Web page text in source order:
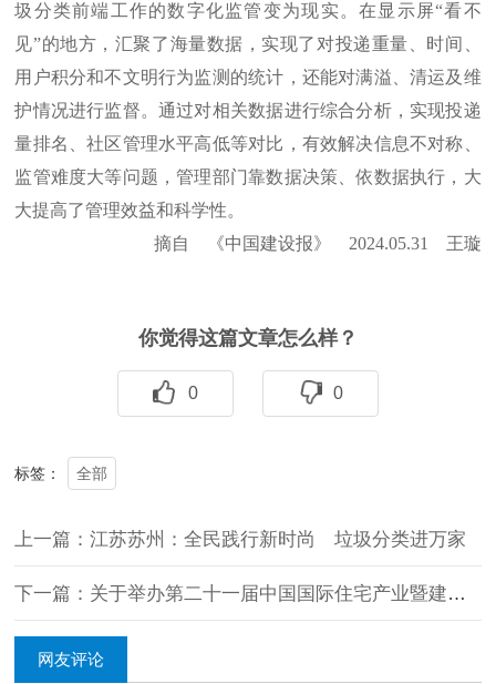
圾分类前端工作的数字化监管变为现实。在显示屏“看不
见”的地方，汇聚了海量数据，实现了对投递重量、时间、
用户积分和不文明行为监测的统计，还能对满溢、清运及维
护情况进行监督。通过对相关数据进行综合分析，实现投递
量排名、社区管理水平高低等对比，有效解决信息不对称、
监管难度大等问题，管理部门靠数据决策、依数据执行，大
大提高了管理效益和科学性。
摘自 《中国建设报》 2024.05.31 王璇
你觉得这篇文章怎么样？
0 0
标签： 全部
上一篇：江苏苏州：全民践行新时尚 垃圾分类进万家
下一篇：关于举办第二十一届中国国际住宅产业暨建筑 工业化产品与设备博览会的通知
网友评论